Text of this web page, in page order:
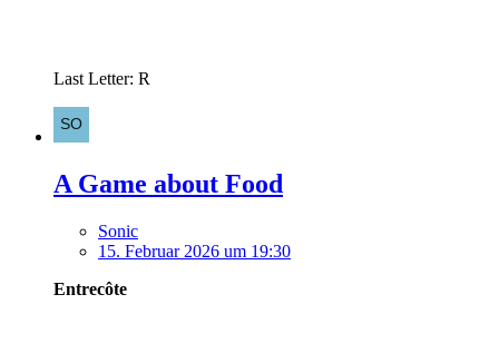
Last Letter: R
A Game about Food
Sonic
15. Februar 2026 um 19:30
Entrecôte